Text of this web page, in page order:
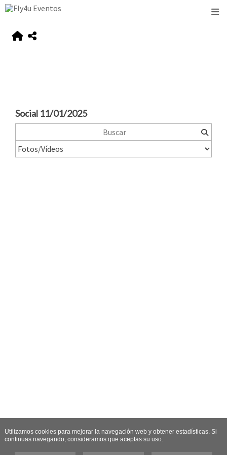
Social 11/01/2025
Utilizamos cookies para mejorar la navegación web y obtener estadísticas. Si
continuas navegando, consideramos que aceptas su uso.